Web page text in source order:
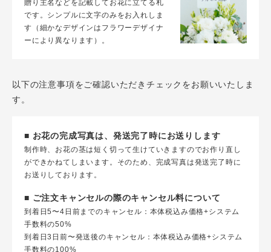
贈り主名などを記載してお花に立てる札
です。シンプルに文字のみをお入れしま
す（細かなデザインはフラワーデザイナ
ーにより異なります）。
以下の注意事項をご確認いただきチェックをお願いいたしま
す。
■ お花の完成写真は、発送完了時にお送りします
制作時、お花の茎は短く切って生けていきますのでお作り直し
ができかねてしまいます。そのため、完成写真は発送完了時に
お送りしております。
■ ご注文キャンセルの際のキャンセル料について
到着日5〜4日前までのキャンセル：本体税込み価格+システム
手数料の50%
到着日3日前〜発送後のキャンセル：本体税込み価格+システム
手数料の100%